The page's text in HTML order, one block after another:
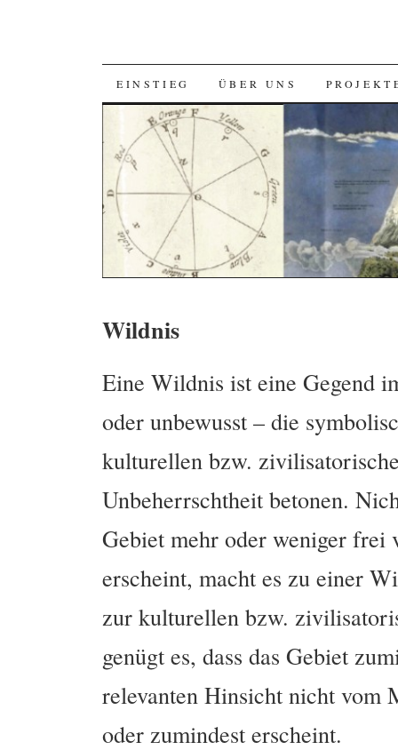
SKIP
CONTENT
EINSTIEG ÜBER UNS
Wildnis
Eine Wildnis ist eine Gegend
oder unbewusst – die
kulturellen bzw.
Unbeherrschtheit betonen.
Gebiet mehr oder weniger frei
erscheint, macht es zu einer
zur kulturellen bzw.
genügt es, dass das Gebiet
relevanten Hinsicht nicht vom
oder zumindest erscheint.